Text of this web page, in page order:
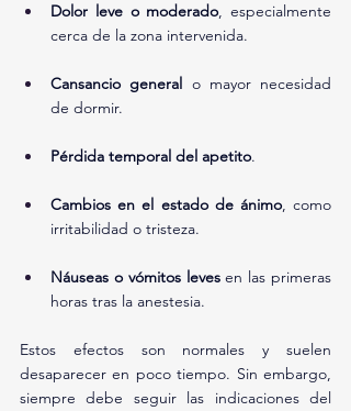
Dolor leve o moderado, especialmente
cerca de la zona intervenida.
Cansancio general o mayor necesidad
de dormir.
Pérdida temporal del apetito.
Cambios en el estado de ánimo, como
irritabilidad o tristeza.
Náuseas o vómitos leves en las primeras
horas tras la anestesia.
Estos efectos son normales y suelen
desaparecer en poco tiempo. Sin embargo,
siempre debe seguir las indicaciones del